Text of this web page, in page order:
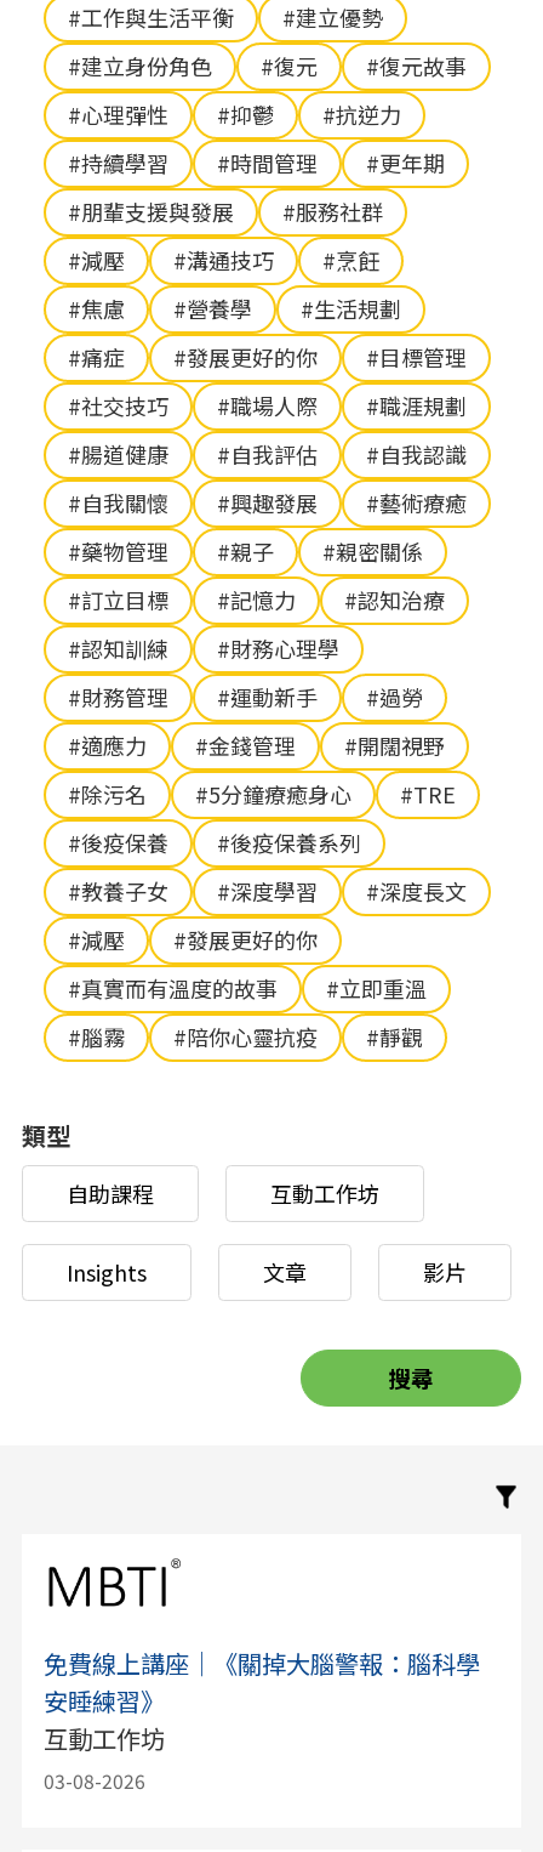
#工作與生活平衡
#建立優勢
#建立身份角色
#復元
#復元故事
#心理彈性
#抑鬱
#抗逆力
#持續學習
#時間管理
#更年期
#朋輩支援與發展
#服務社群
#減壓
#溝通技巧
#烹飪
#焦慮
#營養學
#生活規劃
#痛症
#發展更好的你
#目標管理
#社交技巧
#職場人際
#職涯規劃
#腸道健康
#自我評估
#自我認識
#自我關懷
#興趣發展
#藝術療癒
#藥物管理
#親子
#親密關係
#訂立目標
#記憶力
#認知治療
#認知訓練
#財務心理學
#財務管理
#運動新手
#過勞
#適應力
#金錢管理
#開闊視野
#除污名
#5分鐘療癒身心
#TRE
#後疫保養
#後疫保養系列
#教養子女
#深度學習
#深度長文
#減壓
#發展更好的你
#真實而有溫度的故事
#立即重溫
#腦霧
#陪你心靈抗疫 #靜觀
類型
自助課程 互動工作坊
Insights 文章 影片
免費線上講座｜《關掉大腦警報：腦科學
安睡練習》
互動工作坊
03-08-2026